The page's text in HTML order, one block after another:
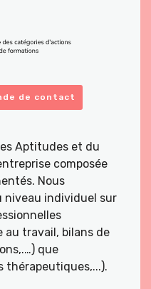
de contact
Aptitudes et du
composée
Nous
niveau individuel sur
travail, bilans de
que
thérapeutiques,...).